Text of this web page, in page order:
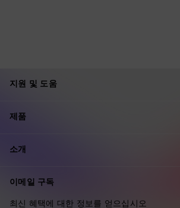
지원 및 도움
제품
소개
이메일 구독
최신 혜택에 대한 정보를 얻으십시오